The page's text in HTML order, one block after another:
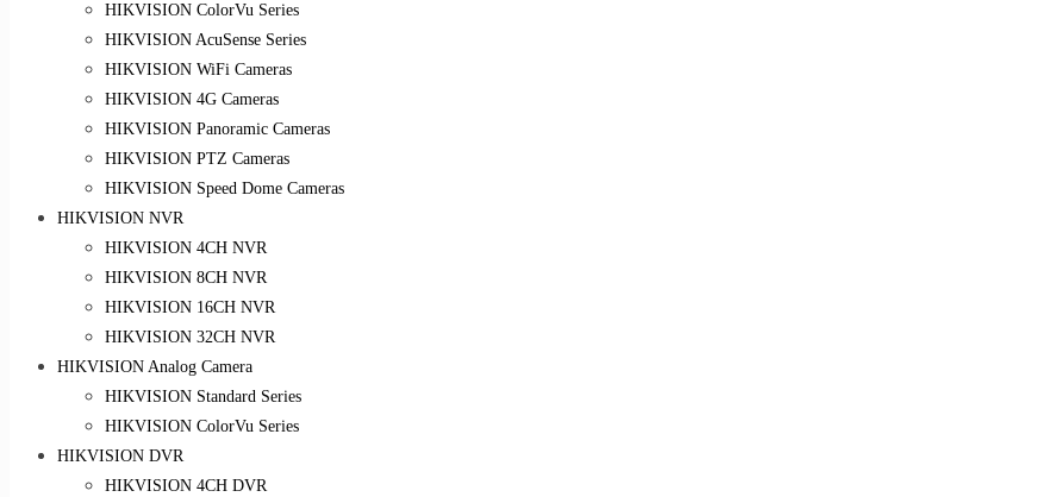
HIKVISION ColorVu Series
HIKVISION AcuSense Series
HIKVISION WiFi Cameras
HIKVISION 4G Cameras
HIKVISION Panoramic Cameras
HIKVISION PTZ Cameras
HIKVISION Speed Dome Cameras
HIKVISION NVR
HIKVISION 4CH NVR
HIKVISION 8CH NVR
HIKVISION 16CH NVR
HIKVISION 32CH NVR
HIKVISION Analog Camera
HIKVISION Standard Series
HIKVISION ColorVu Series
HIKVISION DVR
HIKVISION 4CH DVR